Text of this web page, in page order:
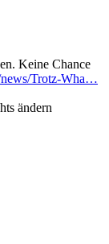
Keine Chance
Trotz-Wha…
ändern